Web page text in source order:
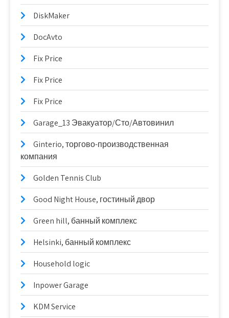
DiskMaker
DocAvto
Fix Price
Fix Price
Fix Price
Garage_13 Эвакуатор/Сто/Автовинил
Ginterio, торгово-производственная
компания
Golden Tennis Club
Good Night House, гостиный двор
Green hill, банный комплекс
Helsinki, банный комплекс
Household logic
Inpower Garage
KDM Service